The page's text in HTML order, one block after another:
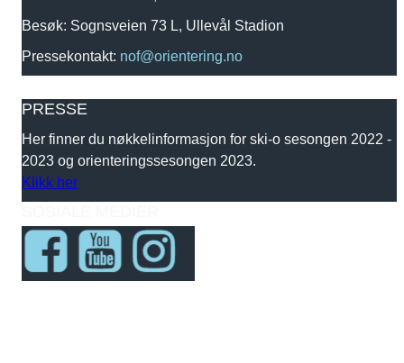
Besøk: Sognsveien 73 L, Ullevål Stadion
Pressekontakt: nof@orientering.no
PRESSE
Her finner du nøkkelinformasjon for ski-o sesongen 2022 -
2023 og orienteringssesongen 2023.
Klikk her